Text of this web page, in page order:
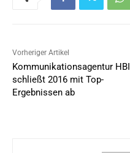
Vorheriger Artikel
Kommunikationsagentur HBI
schließt 2016 mit Top-
Ergebnissen ab